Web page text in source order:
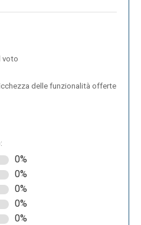
dal relativo simbolo
voto
delle funzionalità offerte
0%
0%
0%
0%
0%